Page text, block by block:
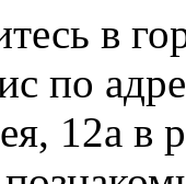
в
по
12а